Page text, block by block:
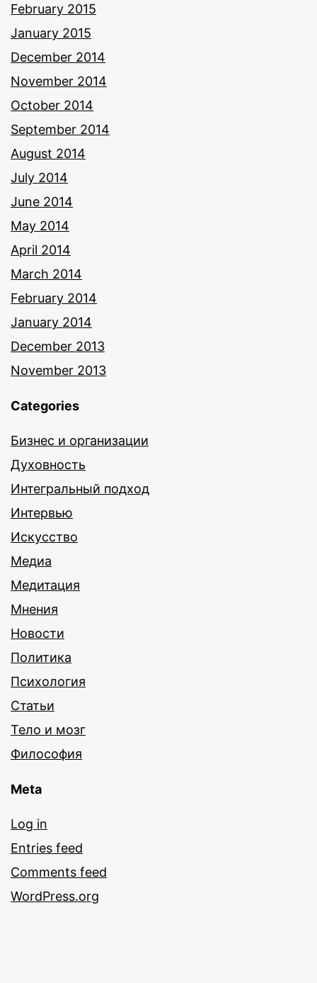
February 2015
January 2015
December 2014
November 2014
October 2014
September 2014
August 2014
July 2014
June 2014
May 2014
April 2014
March 2014
February 2014
January 2014
December 2013
November 2013
Categories
Бизнес и организации
Духовность
Интегральный подход
Интервью
Искусство
Медиа
Медитация
Мнения
Новости
Политика
Психология
Статьи
Тело и мозг
Философия
Meta
Log in
Entries feed
Comments feed
WordPress.org